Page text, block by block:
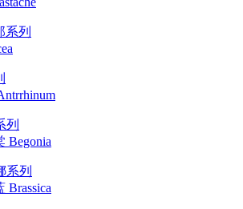
系列
列
Begonia
系列
Brassica